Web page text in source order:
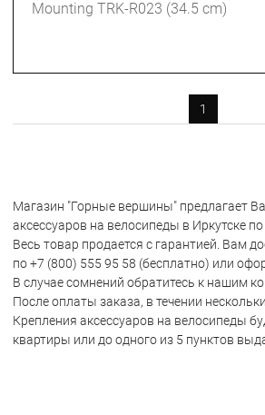
Mounting TRK-R023 (34.5 cm)
1
Магазин "Горные вершины" предлагает
аксессуаров на велосипеды в Иркутске
Весь товар продается с гарантией. Вам
по +7 (800) 555 95 58 (бесплатно) или
В случае сомнений обратитесь к нашим
После оплаты заказа, в течении
Крепления аксессуаров на велосипеды
квартиры или до одного из 5 пунктов